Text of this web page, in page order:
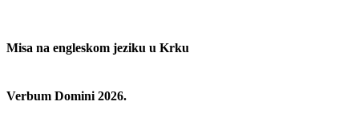
Misa na engleskom jeziku u Krku
Verbum Domini 2026.